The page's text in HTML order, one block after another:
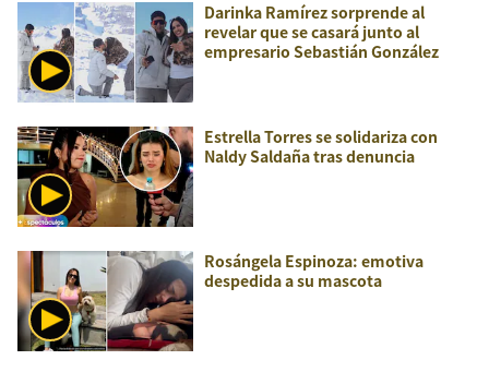
Darinka Ramírez sorprende al
revelar que se casará junto al
empresario Sebastián González
Estrella Torres se solidariza con
Naldy Saldaña tras denuncia
Rosángela Espinoza: emotiva
despedida a su mascota